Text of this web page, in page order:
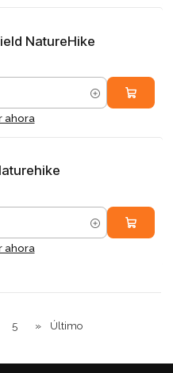
NatureHike
ahora
ahora
5 » Último